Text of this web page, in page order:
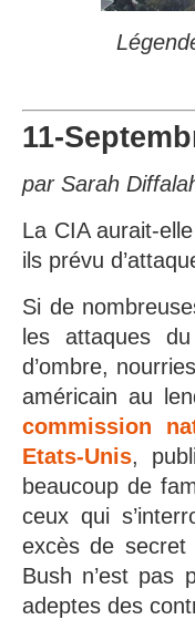
11-
par Sarah
La CIA aurait-
ils prévu
Si de
les attaques
d’ombre,
américain au
commission
Etats-Unis,
beaucoup de
ceux qui
excès de secret
Bush n’est pas
adeptes des